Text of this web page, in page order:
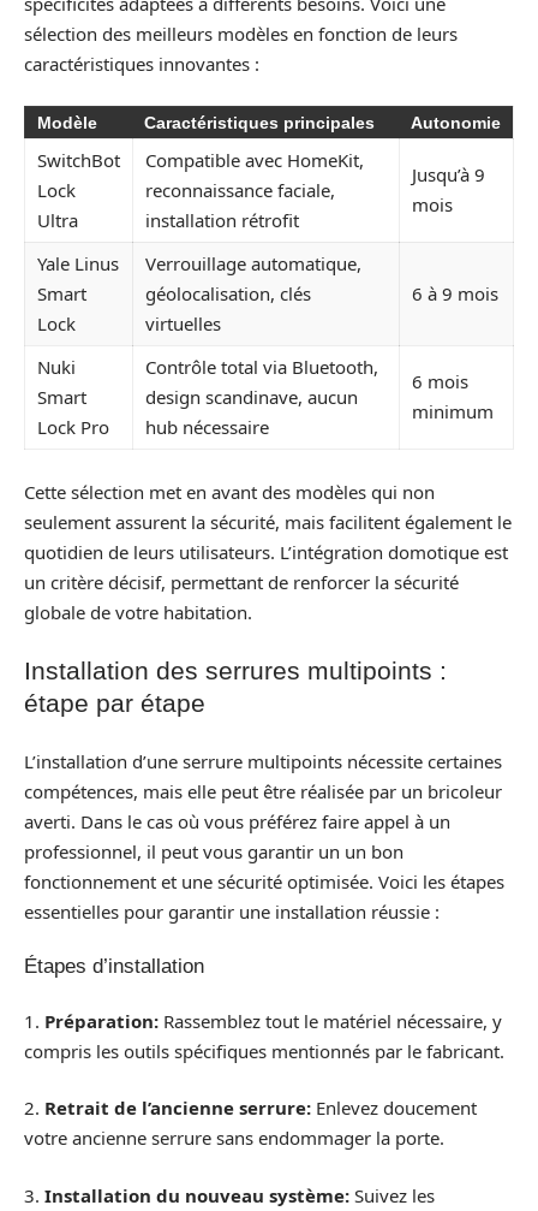
sélection des meilleurs modèles en fonction de leurs
caractéristiques innovantes :
Modèle Caractéristiques principales Autonomie
SwitchBot
Lock
Ultra
Compatible avec HomeKit,
reconnaissance faciale,
installation rétrofit
Jusqu’à 9
mois
Yale Linus
Smart
Lock
Verrouillage automatique,
géolocalisation, clés
virtuelles
6 à 9 mois
Nuki
Smart
Lock Pro
Contrôle total via Bluetooth,
design scandinave, aucun
hub nécessaire
6 mois
minimum
Cette sélection met en avant des modèles qui non
seulement assurent la sécurité, mais facilitent également le
quotidien de leurs utilisateurs. L’intégration domotique est
un critère décisif, permettant de renforcer la sécurité
globale de votre habitation.
Installation des serrures multipoints :
étape par étape
L’installation d’une serrure multipoints nécessite certaines
compétences, mais elle peut être réalisée par un bricoleur
averti. Dans le cas où vous préférez faire appel à un
professionnel, il peut vous garantir un un bon
fonctionnement et une sécurité optimisée. Voici les étapes
essentielles pour garantir une installation réussie :
Étapes d’installation
1. Préparation: Rassemblez tout le matériel nécessaire, y
compris les outils spécifiques mentionnés par le fabricant.
2. Retrait de l’ancienne serrure: Enlevez doucement
votre ancienne serrure sans endommager la porte.
3. Installation du nouveau système: Suivez les